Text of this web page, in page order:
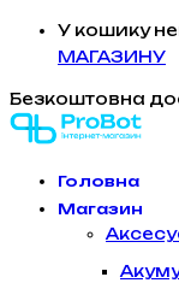
У кошику
МАГАЗИНУ
Безкоштовна
Головна
Магазин